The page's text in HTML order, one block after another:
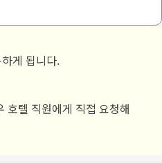
게 됩니다.
호텔 직원에게 직접 요청해